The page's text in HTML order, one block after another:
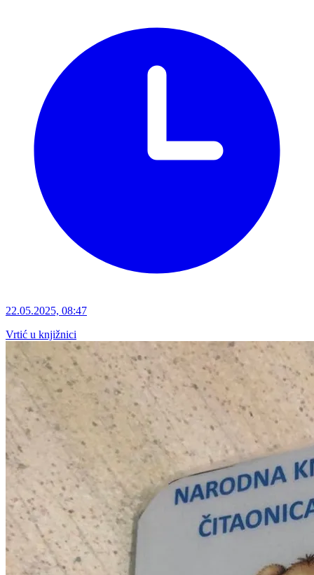
22.05.2025, 08:47
Vrtić u knjižnici